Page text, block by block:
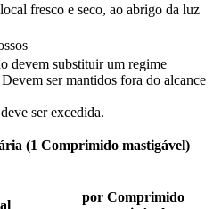
fresco e seco, ao abrigo da luz
devem substituir um regime
ser mantidos fora do alcance
ser excedida.
(1 Comprimido mastigável)
por Comprimido